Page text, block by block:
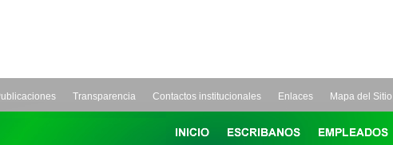
Transparencia Contactos institucionales Enlaces Mapa del Sitio